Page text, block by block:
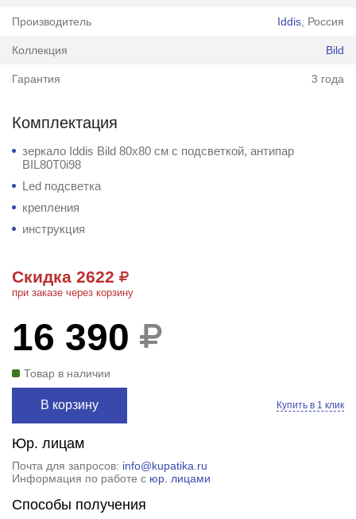
Производитель Iddis , Россия
Коллекция Bild
Гарантия 3 года
Комплектация
зеркало Iddis Bild 80x80 см с подсветкой, антипар
BIL80T0i98
Led подсветка
крепления
инструкция
Скидка 2622
при заказе через корзину
16 390
Товар в наличии
В корзину Купить в 1 клик
Юр. лицам
Почта для запросов: info@kupatika.ru
Информация по работе с юр. лицами
Способы получения